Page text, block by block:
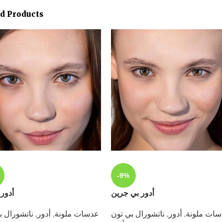
Products
عدسات ملونة, أدور , ناتشورال
-9%
أدور بي جرين
ملونة, أدور , ناتشورال بي تون